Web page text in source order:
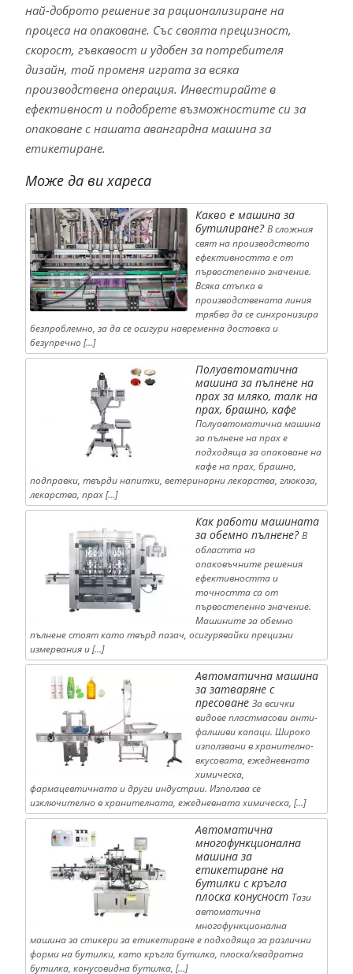
най-доброто решение за рационализиране на
процеса на опаковане. Със своята прецизност,
скорост, гъвкавост и удобен за потребителя
дизайн, той променя играта за всяка
производствена операция. Инвестирайте в
ефективност и подобрете възможностите си за
опаковане с нашата авангардна машина за
етикетиране.
Може да ви хареса
Какво е машина за
бутилиране? В сложния
свят на производството
ефективността е от
първостепенно значение.
Всяка стъпка в
производствената линия
трябва да се синхронизира
безпроблемно, за да се осигури навременна доставка и
безупречно […]
Полуавтоматична
машина за пълнене на
прах за мляко, талк на
прах, брашно, кафе
Полуавтоматична машина
за пълнене на прах е
подходяща за опаковане на
кафе на прах, брашно,
подправки, твърди напитки, ветеринарни лекарства, глюкоза,
лекарства, прах […]
Как работи машината
за обемно пълнене? В
областта на
опаковъчните решения
ефективността и
точността са от
първостепенно значение.
Машините за обемно
пълнене стоят като твърд пазач, осигурявайки прецизни
измервания и […]
Автоматична машина
за затваряне с
пресоване За всички
видове пластмасови анти-
фалшиви капаци. Широко
използвани в хранително-
вкусовата, ежедневната
химическа,
фармацевтичната и други индустрии. Използва се
изключително в хранителната, ежедневната химическа, […]
Автоматична
многофункционална
машина за
етикетиране на
бутилки с кръгла
плоска конусност Тази
автоматична
многофункционална
машина за стикери за етикетиране е подходяща за различни
форми на бутилки, като кръгла бутилка, плоска/квадратна
бутилка, конусовидна бутилка, […]